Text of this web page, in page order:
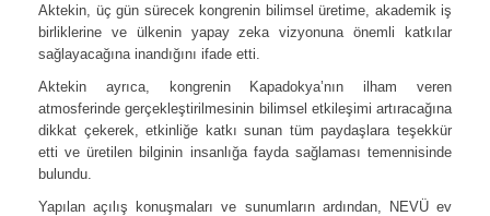
Aktekin, üç gün sürecek kongrenin bilimsel üretime, akademik iş
birliklerine ve ülkenin yapay zeka vizyonuna önemli katkılar
sağlayacağına inandığını ifade etti.
Aktekin ayrıca, kongrenin Kapadokya’nın ilham veren
atmosferinde gerçekleştirilmesinin bilimsel etkileşimi artıracağına
dikkat çekerek, etkinliğe katkı sunan tüm paydaşlara teşekkür
etti ve üretilen bilginin insanlığa fayda sağlaması temennisinde
bulundu.
Yapılan açılış konuşmaları ve sunumların ardından, NEVÜ ev